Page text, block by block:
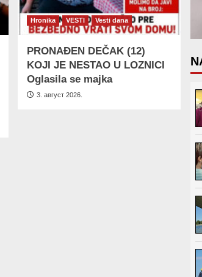
Hronika VESTI Vesti dana
PRONAĐEN DEČAK (12)
KOJI JE NESTAO U LOZNICI
Oglasila se majka
3. август 2026.